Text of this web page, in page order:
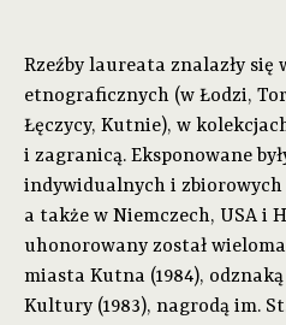
Rzeźby laureata znalazły się
etnograficznych (w Łodzi,
Łęczycy, Kutnie), w
i zagranicą. Eksponowane
indywidualnych i zbiorowych
a także w Niemczech, USA i
uhonorowany został
miasta Kutna (1984), odznaką
Kultury (1983), nagrodą im.